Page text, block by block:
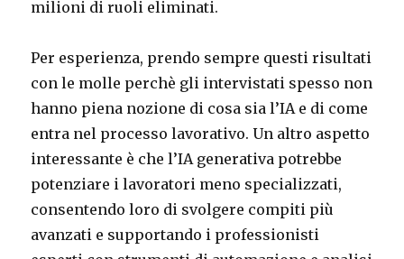
milioni di ruoli eliminati.
Per esperienza, prendo sempre questi risultati
con le molle perchè gli intervistati spesso non
hanno piena nozione di cosa sia l’IA e di come
entra nel processo lavorativo. Un altro aspetto
interessante è che l’IA generativa potrebbe
potenziare i lavoratori meno specializzati,
consentendo loro di svolgere compiti più
avanzati e supportando i professionisti